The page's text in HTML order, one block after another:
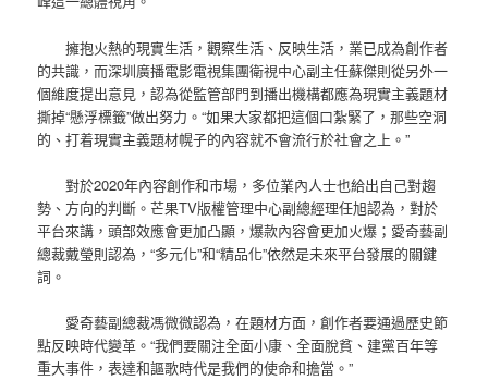
擁抱火熱的現實生活，觀察生活、反映生活，業已成為創作者
的共識，而深圳廣播電影電視集團衛視中心副主任蘇傑則從另外一
個維度提出意見，認為從監管部門到播出機構都應為現實主義題材
撕掉“懸浮標籤”做出努力。“如果大家都把這個口紮緊了，那些空洞
的、打着現實主義題材幌子的內容就不會流行於社會之上。”
對於2020年內容創作和市場，多位業內人士也給出自己對趨
勢、方向的判斷。芒果TV版權管理中心副總經理任旭認為，對於
平台來講，頭部效應會更加凸顯，爆款內容會更加火爆；愛奇藝副
總裁戴瑩則認為，“多元化”和“精品化”依然是未來平台發展的關鍵
詞。
愛奇藝副總裁馮微微認為，在題材方面，創作者要通過歷史節
點反映時代變革。“我們要關注全面小康、全面脫貧、建黨百年等
重大事件，表達和謳歌時代是我們的使命和擔當。”